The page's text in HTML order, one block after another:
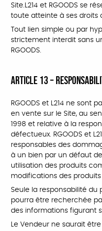
Site.L214 et RGOODS se
toute atteinte à ses droits
Tout lien simple ou par
strictement interdit sans
RGOODS.
ARTICLE 13 –
RGOODS et L214 ne sont
en vente sur le Site, au
1998 et relative à la
défectueux. RGOODS et
responsables des
à un bien par un défaut
utilisation des produits
modifications des
Seule la responsabilité
pourra être recherchée
des informations figurant
Le Vendeur ne saurait